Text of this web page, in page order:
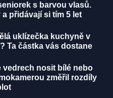
s barvou vlasů.
a přidávají si tím 5 let
uklízečka kuchyně v
Ta částka vás dostane
vedrech nosit bílé nebo
změřil rozdíly